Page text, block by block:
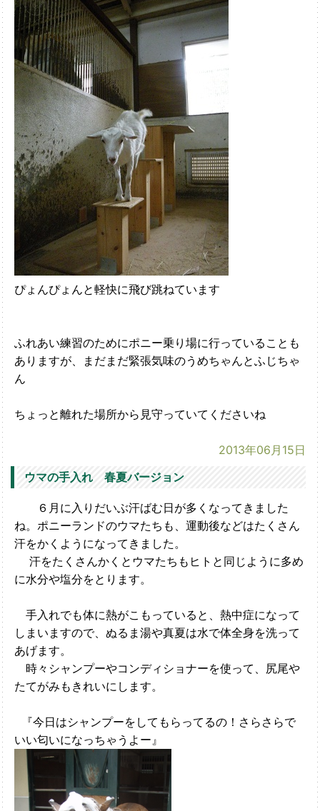
ぴょんぴょんと軽快に飛び跳ねています
ふれあい練習のためにポニー乗り場に行っていることも
ありますが、まだまだ緊張気味のうめちゃんとふじちゃ
ん
ちょっと離れた場所から見守っていてくださいね
2013年06月15日
ウマの手入れ 春夏バージョン
６月に入りだいぶ汗ばむ日が多くなってきました
ね。ポニーランドのウマたちも、運動後などはたくさん
汗をかくようになってきました。
汗をたくさんかくとウマたちもヒトと同じように多め
に水分や塩分をとります。
手入れでも体に熱がこもっていると、熱中症になって
しまいますので、ぬるま湯や真夏は水で体全身を洗って
あげます。
時々シャンプーやコンディショナーを使って、尻尾や
たてがみもきれいにします。
『今日はシャンプーをしてもらってるの！さらさらで
いい匂いになっちゃうよー』